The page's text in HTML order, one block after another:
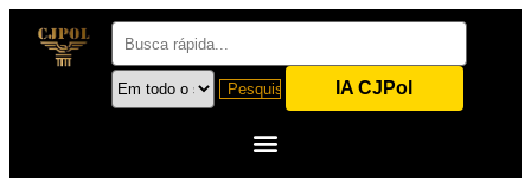
IA CJPol